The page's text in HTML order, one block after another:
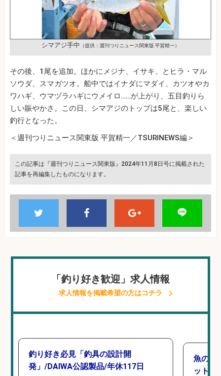
シマアジ手中 （提供：週刊つりニュース関東版 平賀精一）
その後、1尾を追加。ほかにメジナ、イサキ、とヒラ・マル
ソウダ、スマガツオ。船中ではイナダにマダイ、カツオやカ
ワハギ、ウマヅラハギにウメイロ……が上がり、五目釣りら
しい賑やかさ。この日、シマアジのトップは5尾と、楽しい
釣行となった。
＜週刊つりニュース関東版 平賀精一／TSURINEWS編＞
この記事は『週刊つりニュース関東版』2024年11月8日号に掲載された
記事を再編集したものになります。
「釣り好き歓迎」求人情報
求人情報を掲載希望の方はコチラ
釣り好き必見「釣具の設計開
発」/DAIWA公認製品/年休117日
魚の「
ットを